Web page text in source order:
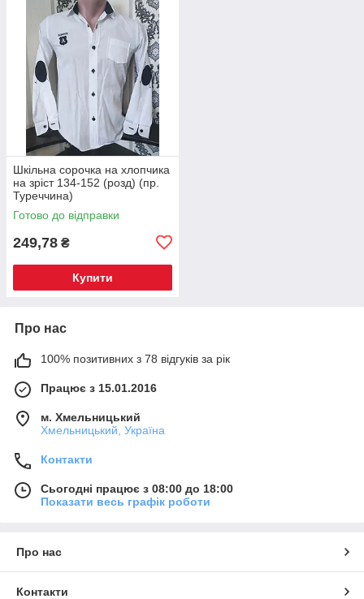
Шкільна сорочка на хлопчика
на зріст 134-152 (розд) (пр.
Туреччина)
Готово до відправки
249,78 ₴
Купити
Про нас
100% позитивних з 78 відгуків за рік
Працює з 15.01.2016
м. Хмельницький
Хмельницький, Україна
Контакти
Сьогодні працює з 08:00 до 18:00
Показати весь графік роботи
Про нас
Контакти